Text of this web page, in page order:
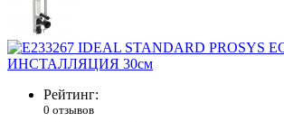
Рейтинг:
0 отзывов